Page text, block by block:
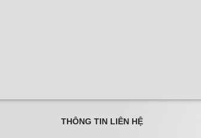
THÔNG TIN LIÊN HỆ